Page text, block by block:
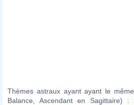
Thèmes astraux ayant ayant le même
Balance, Ascendant en Sagittaire) :